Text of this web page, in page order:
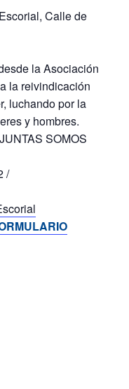
Calle de
la Asociación
la reivindicación
luchando por la
y hombres.
SOMOS
/